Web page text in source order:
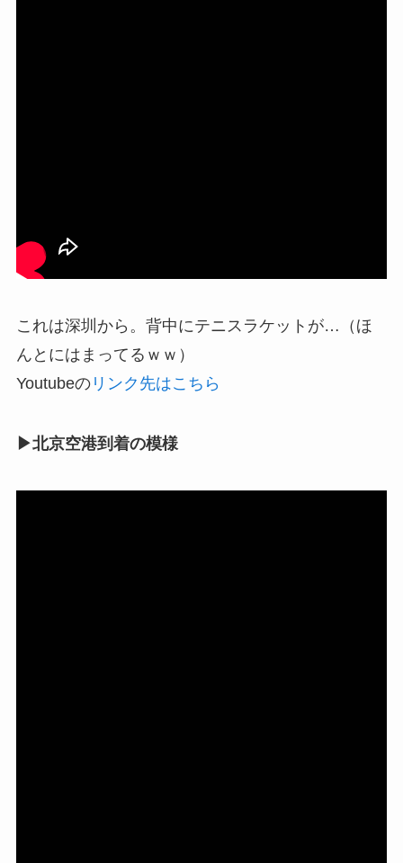
これは深圳から。背中にテニスラケットが…（ほ
んとにはまってるｗｗ）
Youtubeのリンク先はこちら
▶北京空港到着の模様